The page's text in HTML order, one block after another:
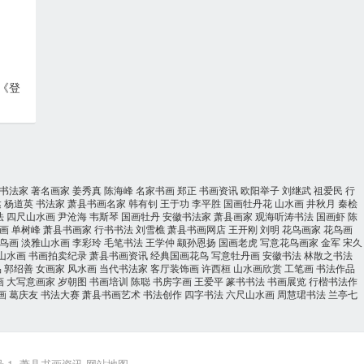
登
法家 著名画家 姜秀真陈海峰名家书画郑正 书画资讯欧阳举子刘继武祖爱民 行
杨道英书法家 萧县书画名家 韩有钊 王于功 李平胜 国画牡丹花 山水画井秋月 秦桧
四尺山水画尹沧海韦斯琴 国画牡丹安徽书法家 萧县画家 观海听涛书法 国画虾陈
单树峰萧县书画家 行书书法刘雪樵萧县书画网店 王开刚刘明 花鸟画家 花鸟画
画淡雅山水画李彩玲毛笔书法 王学仲颛孙恩扬 国画老虎写意花鸟画家 金军宋久
水画书画拍卖纪录萧县书画资讯经典国画花鸟写意牡丹画安徽书法林散之书法
郭绍善女画家 风水画 当代书法家 客厅装饰画许西桓 山水画欣赏 工笔画书法作品
大写意画家 岁朝图 书画培训 陈聪书房字画 王爱平篆书书法书画展览行楷书法作
葛庆友书法大赛萧县书画艺术书法创作 四字书法六尺山水画 周慧珺书法 兰亭七